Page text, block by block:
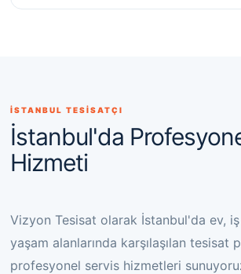
İSTANBUL TESİSATÇI
İstanbul'da
Hizmeti
Vizyon Tesisat olarak İstanbul'da ev,
yaşam alanlarında karşılaşılan tesisat
profesyonel servis hizmetleri